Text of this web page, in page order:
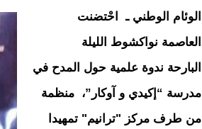
الوئام الوطني ـ احْتضنت
العاصمة نواكشوط الليلة
البارحة ندوة علمية حول المدح في
مدرسة “إكيدي و آوكار”، منظمة
من طرف مركز "ترانيم" تمهيدا